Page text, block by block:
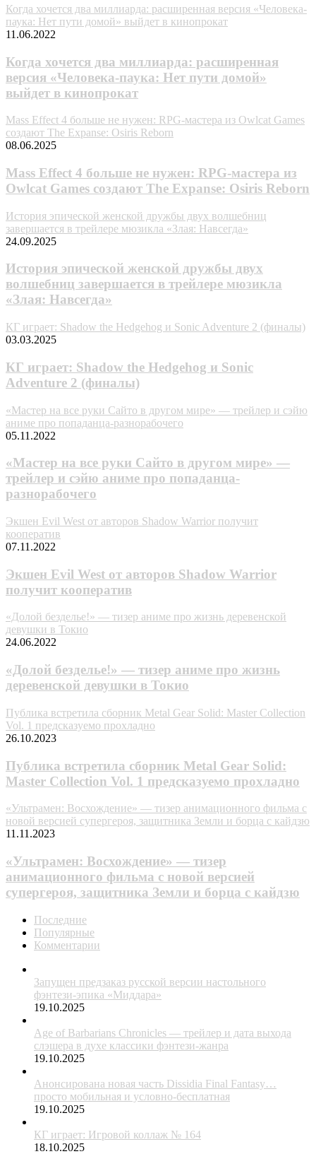
Когда хочется два миллиарда: расширенная версия «Человека-
паука: Нет пути домой» выйдет в кинопрокат
11.06.2022
Когда хочется два миллиарда: расширенная
версия «Человека-паука: Нет пути домой»
выйдет в кинопрокат
Mass Effect 4 больше не нужен: RPG-мастера из Owlcat Games
создают The Expanse: Osiris Reborn
08.06.2025
Mass Effect 4 больше не нужен: RPG-мастера из
Owlcat Games создают The Expanse: Osiris Reborn
История эпической женской дружбы двух волшебниц
завершается в трейлере мюзикла «Злая: Навсегда»
24.09.2025
История эпической женской дружбы двух
волшебниц завершается в трейлере мюзикла
«Злая: Навсегда»
КГ играет: Shadow the Hedgehog и Sonic Adventure 2 (финалы)
03.03.2025
КГ играет: Shadow the Hedgehog и Sonic
Adventure 2 (финалы)
«Мастер на все руки Сайто в другом мире» — трейлер и сэйю
аниме про попаданца-разнорабочего
05.11.2022
«Мастер на все руки Сайто в другом мире» —
трейлер и сэйю аниме про попаданца-
разнорабочего
Экшен Evil West от авторов Shadow Warrior получит
кооператив
07.11.2022
Экшен Evil West от авторов Shadow Warrior
получит кооператив
«Долой безделье!» — тизер аниме про жизнь деревенской
девушки в Токио
24.06.2022
«Долой безделье!» — тизер аниме про жизнь
деревенской девушки в Токио
Публика встретила сборник Metal Gear Solid: Master Collection
Vol. 1 предсказуемо прохладно
26.10.2023
Публика встретила сборник Metal Gear Solid:
Master Collection Vol. 1 предсказуемо прохладно
«Ультpaмeн: Восхождение» — тизер анимационного фильма с
новой версией супергероя, защитника Земли и борца с кайдзю
11.11.2023
«Ультpaмeн: Восхождение» — тизер
анимационного фильма с новой версией
супергероя, защитника Земли и борца с кайдзю
Последние
Популярные
Комментарии
Запущен предзаказ русской версии настольного
фэнтези-эпика «Миддара»
19.10.2025
Age of Barbarians Chronicles — трейлер и дата выхода
слэшера в духе классики фэнтези-жанра
19.10.2025
Анонсирована новая часть Dissidia Final Fantasy…
просто мобильная и условно-бесплатная
19.10.2025
КГ играет: Игровой коллаж № 164
18.10.2025